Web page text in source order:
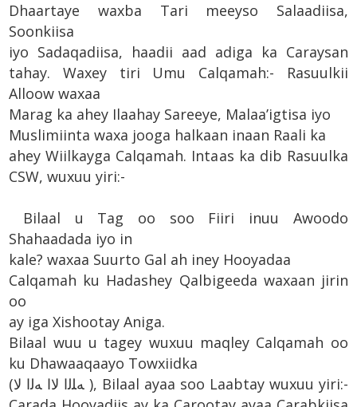
Dhaartaye waxba Tari meeyso Salaadiisa,
Soonkiisa
iyo Sadaqadiisa, haadii aad adiga ka Caraysan
tahay. Waxey tiri Umu Calqamah:- Rasuulkii
Alloow waxaa
Marag ka ahey Ilaahay Sareeye, Malaa’igtisa iyo
Muslimiinta waxa jooga halkaan inaan Raali ka
ahey Wiilkayga Calqamah. Intaas ka dib Rasuulka
CSW, wuxuu yiri:-
Bilaal u Tag oo soo Fiiri inuu Awoodo
Shahaadada iyo in
kale? waxaa Suurto Gal ah iney Hooyadaa
Calqamah ku Hadashey Qalbigeeda waxaan jirin
oo
ay iga Xishootay Aniga.
Bilaal wuu u tagey wuxuu maqley Calqamah oo
ku Dhawaaqaayo Towxiidka
(ﻪﻠﻟﺍ ﻻﺍ ﻪﻟﺍ ﻻ ), Bilaal ayaa soo Laabtay wuxuu yiri:-